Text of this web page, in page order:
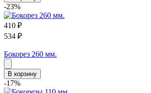
-23%
410 ₽
534 ₽
Бокорез 260 мм.
В корзину
-17%